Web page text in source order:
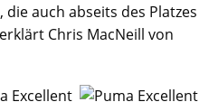
auch abseits des Platzes
Chris MacNeill von